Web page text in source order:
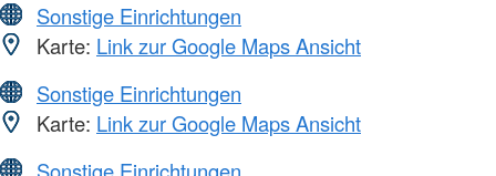
Sonstige Einrichtungen
Karte: Link zur Google Maps Ansicht
Sonstige Einrichtungen
Karte: Link zur Google Maps Ansicht